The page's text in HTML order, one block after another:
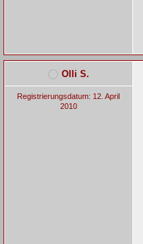
Olli S.
Registrierungsdatum: 12. April
2010